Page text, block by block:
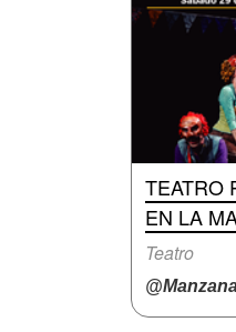
TEATRO
EN LA
Teatro